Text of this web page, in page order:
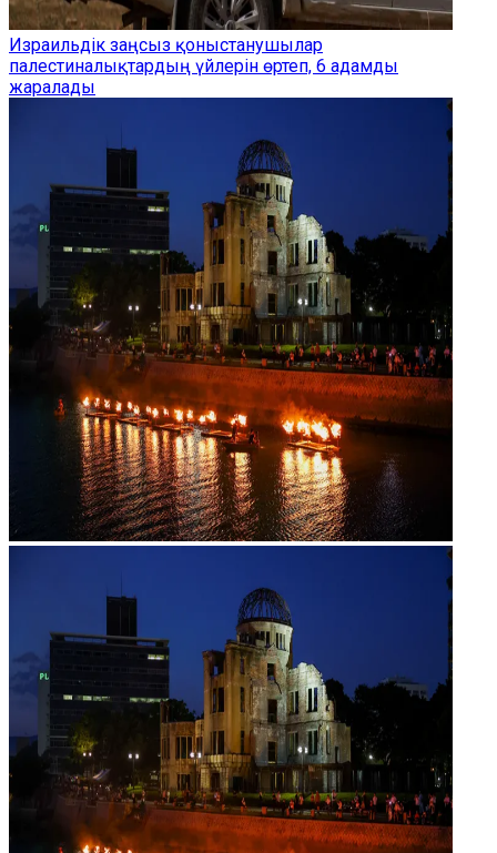
Израильдік заңсыз қоныстанушылар
палестиналықтардың үйлерін өртеп, 6 адамды
жаралады